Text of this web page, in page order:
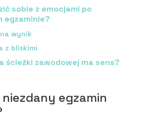
sobie z emocjami po
egzaminie?
wynik
z bliskimi
ścieżki zawodowej ma sens?
egzamin